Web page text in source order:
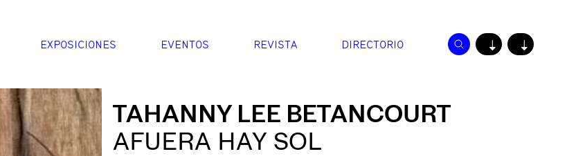
EXPOSICIONES EVENTOS REVISTA DIRECTORIO ↓ ↓
TAHANNY LEE BETANCOURT
AFUERA HAY SOL